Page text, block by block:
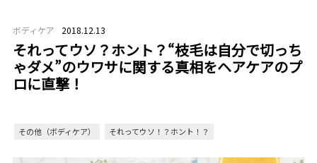
ボディケア 2018.12.13
それってウソ？ホント？“枝毛は自分で切っち
ゃダメ”のウワサに関する真相をヘアケアのプ
ロに直撃！
その他（ボディケア） それってウソ！？ホント！？